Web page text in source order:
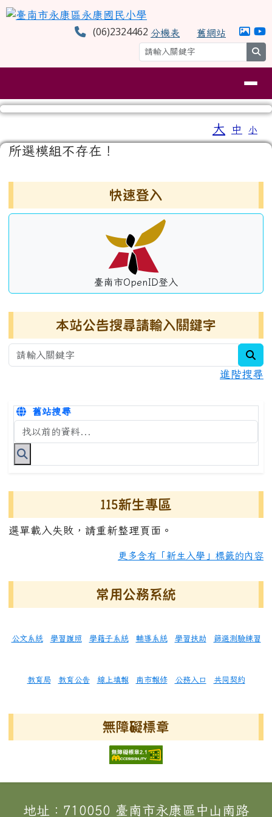
跳至主內容區
臺南市永康區永康國民小學
(06)2324462 分機表 舊網站
⏸
大 中 小
主內容區域
所選模組不存在！
快速登入
臺南市OpenID登入
本站公告搜尋請輸入關鍵字
進階搜尋
舊站搜尋
搜尋台南市永康國小全球資訊網關鍵字
115新生專區
選單載入失敗，請重新整理頁面。
更多含有「新生入學」標籤的內容
常用公務系統
公文系統 學習護照 學籍子系統 輔導系統 學習扶助 篩選測驗練習
教育局 教育公告 線上填報 南市報修 公務入口 共同契約
無障礙標章
頁尾區域
頁尾區域內容
地址：710050 臺南市永康區中山南路